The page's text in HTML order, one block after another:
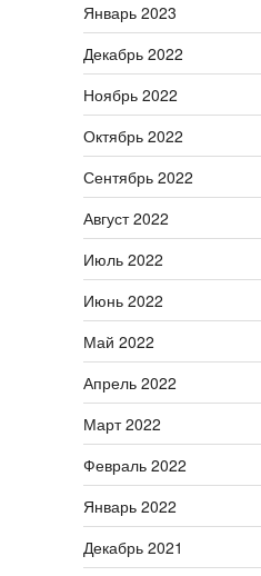
Январь 2023
Декабрь 2022
Ноябрь 2022
Октябрь 2022
Сентябрь 2022
Август 2022
Июль 2022
Июнь 2022
Май 2022
Апрель 2022
Март 2022
Февраль 2022
Январь 2022
Декабрь 2021